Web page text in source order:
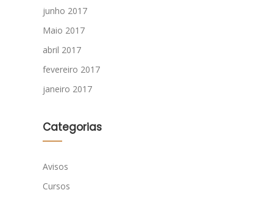
junho 2017
Maio 2017
abril 2017
fevereiro 2017
janeiro 2017
Categorias
Avisos
Cursos